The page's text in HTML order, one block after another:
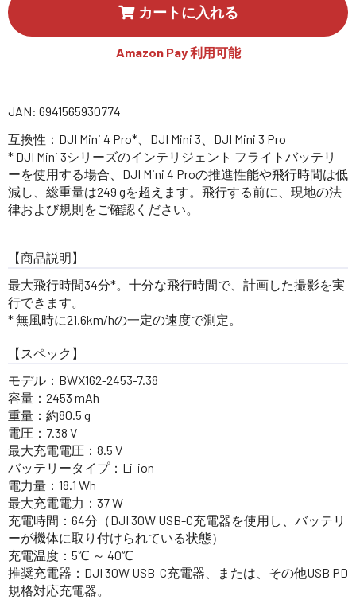
SEKIDO
カートに入れる
Amazon Pay 利用可能
JAN: 6941565930774
互換性：DJI Mini 4 Pro*、DJI Mini 3、DJI Mini 3 Pro
* DJI Mini 3シリーズのインテリジェント フライトバッテリ
ーを使用する場合、DJI Mini 4 Proの推進性能や飛行時間は低
減し、総重量は249 gを超えます。飛行する前に、現地の法
律および規則をご確認ください。
【商品説明】
最大飛行時間34分*。十分な飛行時間で、計画した撮影を実
行できます。
* 無風時に21.6km/hの一定の速度で測定。
【スペック】
モデル：BWX162-2453-7.38
容量：2453 mAh
重量：約80.5 g
電圧：7.38 V
最大充電電圧：8.5 V
バッテリータイプ：Li-ion
電力量：18.1 Wh
最大充電電力：37 W
充電時間：64分（DJI 30W USB-C充電器を使用し、バッテリ
ーが機体に取り付けられている状態）
充電温度：5℃ ～ 40℃
推奨充電器：DJI 30W USB-C充電器、または、その他USB PD
規格対応充電器。